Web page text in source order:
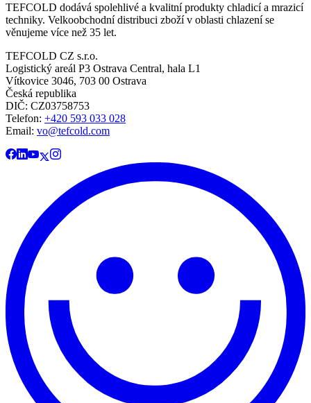
TEFCOLD dodává spolehlivé a kvalitní produkty chladicí a mrazicí
techniky. Velkoobchodní distribuci zboží v oblasti chlazení se
věnujeme více než 35 let.
TEFCOLD CZ s.r.o.
Logistický areál P3 Ostrava Central, hala L1
Vítkovice 3046, 703 00 Ostrava
Česká republika
DIČ: CZ03758753​​​​​​
Telefon: +420 593 033 028
Email: vo@tefcold.com